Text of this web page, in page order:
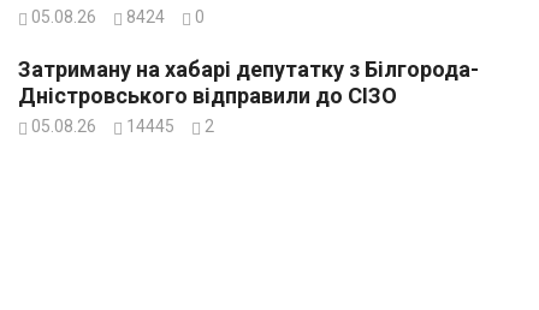
05.08.26 8424 0
Затриману на хабарі депутатку з Білгорода-
Дністровського відправили до СІЗО
05.08.26 14445 2